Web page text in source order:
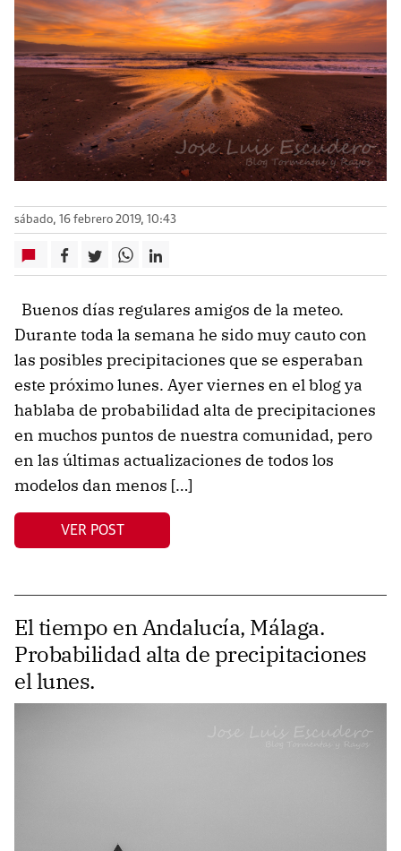
sábado, 16 febrero 2019, 10:43
Buenos días regulares amigos de la meteo.
Durante toda la semana he sido muy cauto con
las posibles precipitaciones que se esperaban
este próximo lunes. Ayer viernes en el blog ya
hablaba de probabilidad alta de precipitaciones
en muchos puntos de nuestra comunidad, pero
en las últimas actualizaciones de todos los
modelos dan menos […]
VER POST
El tiempo en Andalucía, Málaga.
Probabilidad alta de precipitaciones
el lunes.